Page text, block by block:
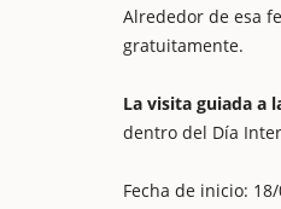
Alrededor de esa
gratuitamente.
La visita guiada a
dentro del Día
Fecha de inicio: